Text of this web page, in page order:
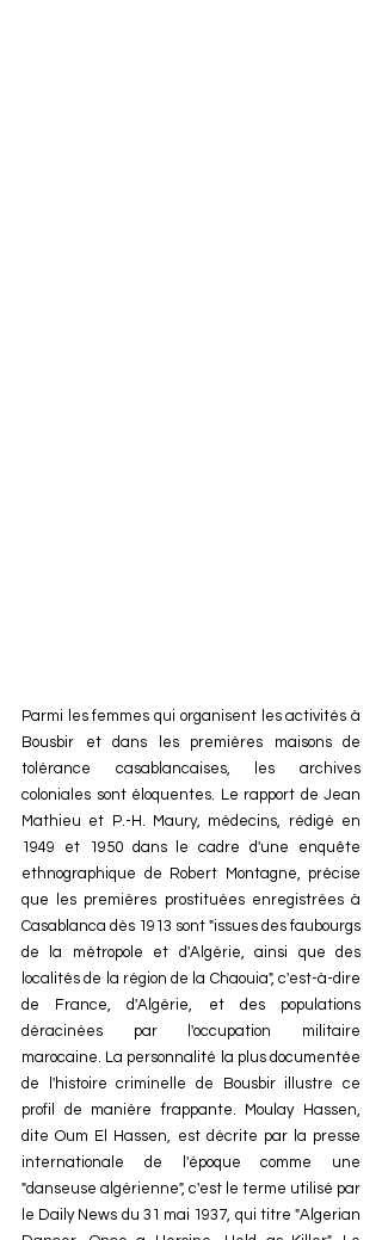
Parmi les femmes qui organisent les activités à
Bousbir et dans les premières maisons de
tolérance casablancaises, les archives
coloniales sont éloquentes. Le rapport de Jean
Mathieu et P.-H. Maury, médecins, rédigé en
1949 et 1950 dans le cadre d'une enquête
ethnographique de Robert Montagne, précise
que les premières prostituées enregistrées à
Casablanca dès 1913 sont "issues des faubourgs
de la métropole et d'Algérie, ainsi que des
localités de la région de la Chaouia", c'est-à-dire
de France, d'Algérie, et des populations
déracinées par l'occupation militaire
marocaine. La personnalité la plus documentée
de l'histoire criminelle de Bousbir illustre ce
profil de manière frappante. Moulay Hassen,
dite Oum El Hassen, est décrite par la presse
internationale de l'époque comme une
"danseuse algérienne", c'est le terme utilisé par
le Daily News du 31 mai 1937, qui titre "Algerian